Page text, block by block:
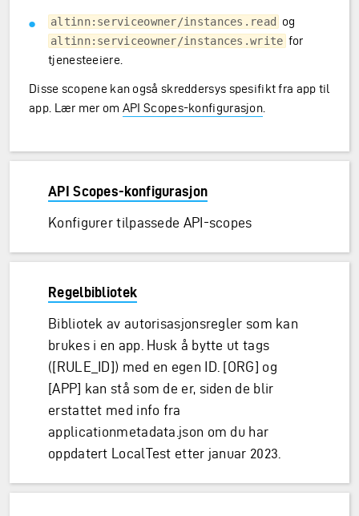
altinn:serviceowner/instances.read og
altinn:serviceowner/instances.write for
tjenesteeiere.
Disse scopene kan også skreddersys spesifikt fra app til
app. Lær mer om API Scopes-konfigurasjon
API Scopes-konfigurasjon
Konfigurer tilpassede API-scopes
Regelbibliotek
Bibliotek av autorisasjonsregler som kan
brukes i en app. Husk å bytte ut tags
([RULE_ID]) med en egen ID. [ORG] og
[APP] kan stå som de er, siden de blir
erstattet med info fra
applicationmetadata.json om du har
oppdatert LocalTest etter januar 2023.